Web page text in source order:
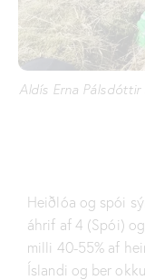
Aldís Erna
Heiðlóa og spói
áhrif af 4 (Spói)
milli 40-55% af
Íslandi og ber